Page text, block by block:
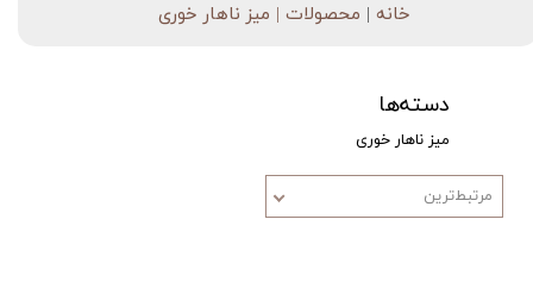
خانه | محصولات | میز ناهار خوری
دسته‌ها
میز ناهار خوری
مرتبط‌ترین